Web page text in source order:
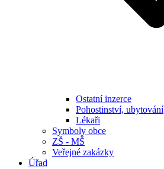
Ostatní inzerce
Pohostinství, ubytování
Lékaři
Symboly obce
ZŠ - MŠ
Veřejné zakázky
Úřad